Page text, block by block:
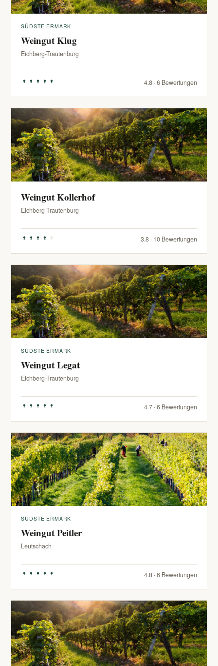
SÜDSTEIERMARK
Weingut Klug
Eichberg-Trautenburg
4.8 · 6 Bewertungen
Weingut Kollerhof
Eichberg Trautenburg
3.8 · 10 Bewertungen
SÜDSTEIERMARK
Weingut Legat
Eichberg-Trautenburg
4.7 · 6 Bewertungen
SÜDSTEIERMARK
Weingut Peitler
Leutschach
4.8 · 6 Bewertungen